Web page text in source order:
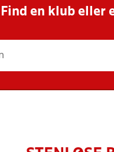
Find en klub eller